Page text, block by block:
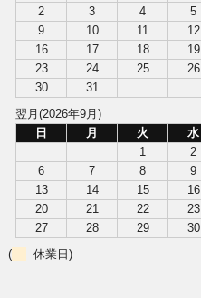
2
3 4 5
9
10 11 12
16
17 18 19
23
24 25 26
30
31
翌月(2026年9月)
日
月 火 水
1
2
6
7 8 9
13
14 15 16
20
21 22 23
27
28 29
30
(
休業日)